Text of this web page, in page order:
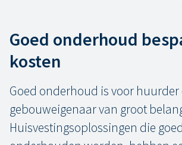
Goed onderhoud
kosten
Goed onderhoud is voor huurder
gebouweigenaar van groot
Huisvestingsoplossingen die goed